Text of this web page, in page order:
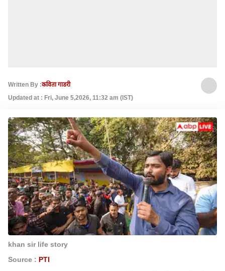
Written By :कविता गाडरी
Updated at : Fri, June 5,2026, 11:32 am (IST)
khan sir life story
Source : PTI